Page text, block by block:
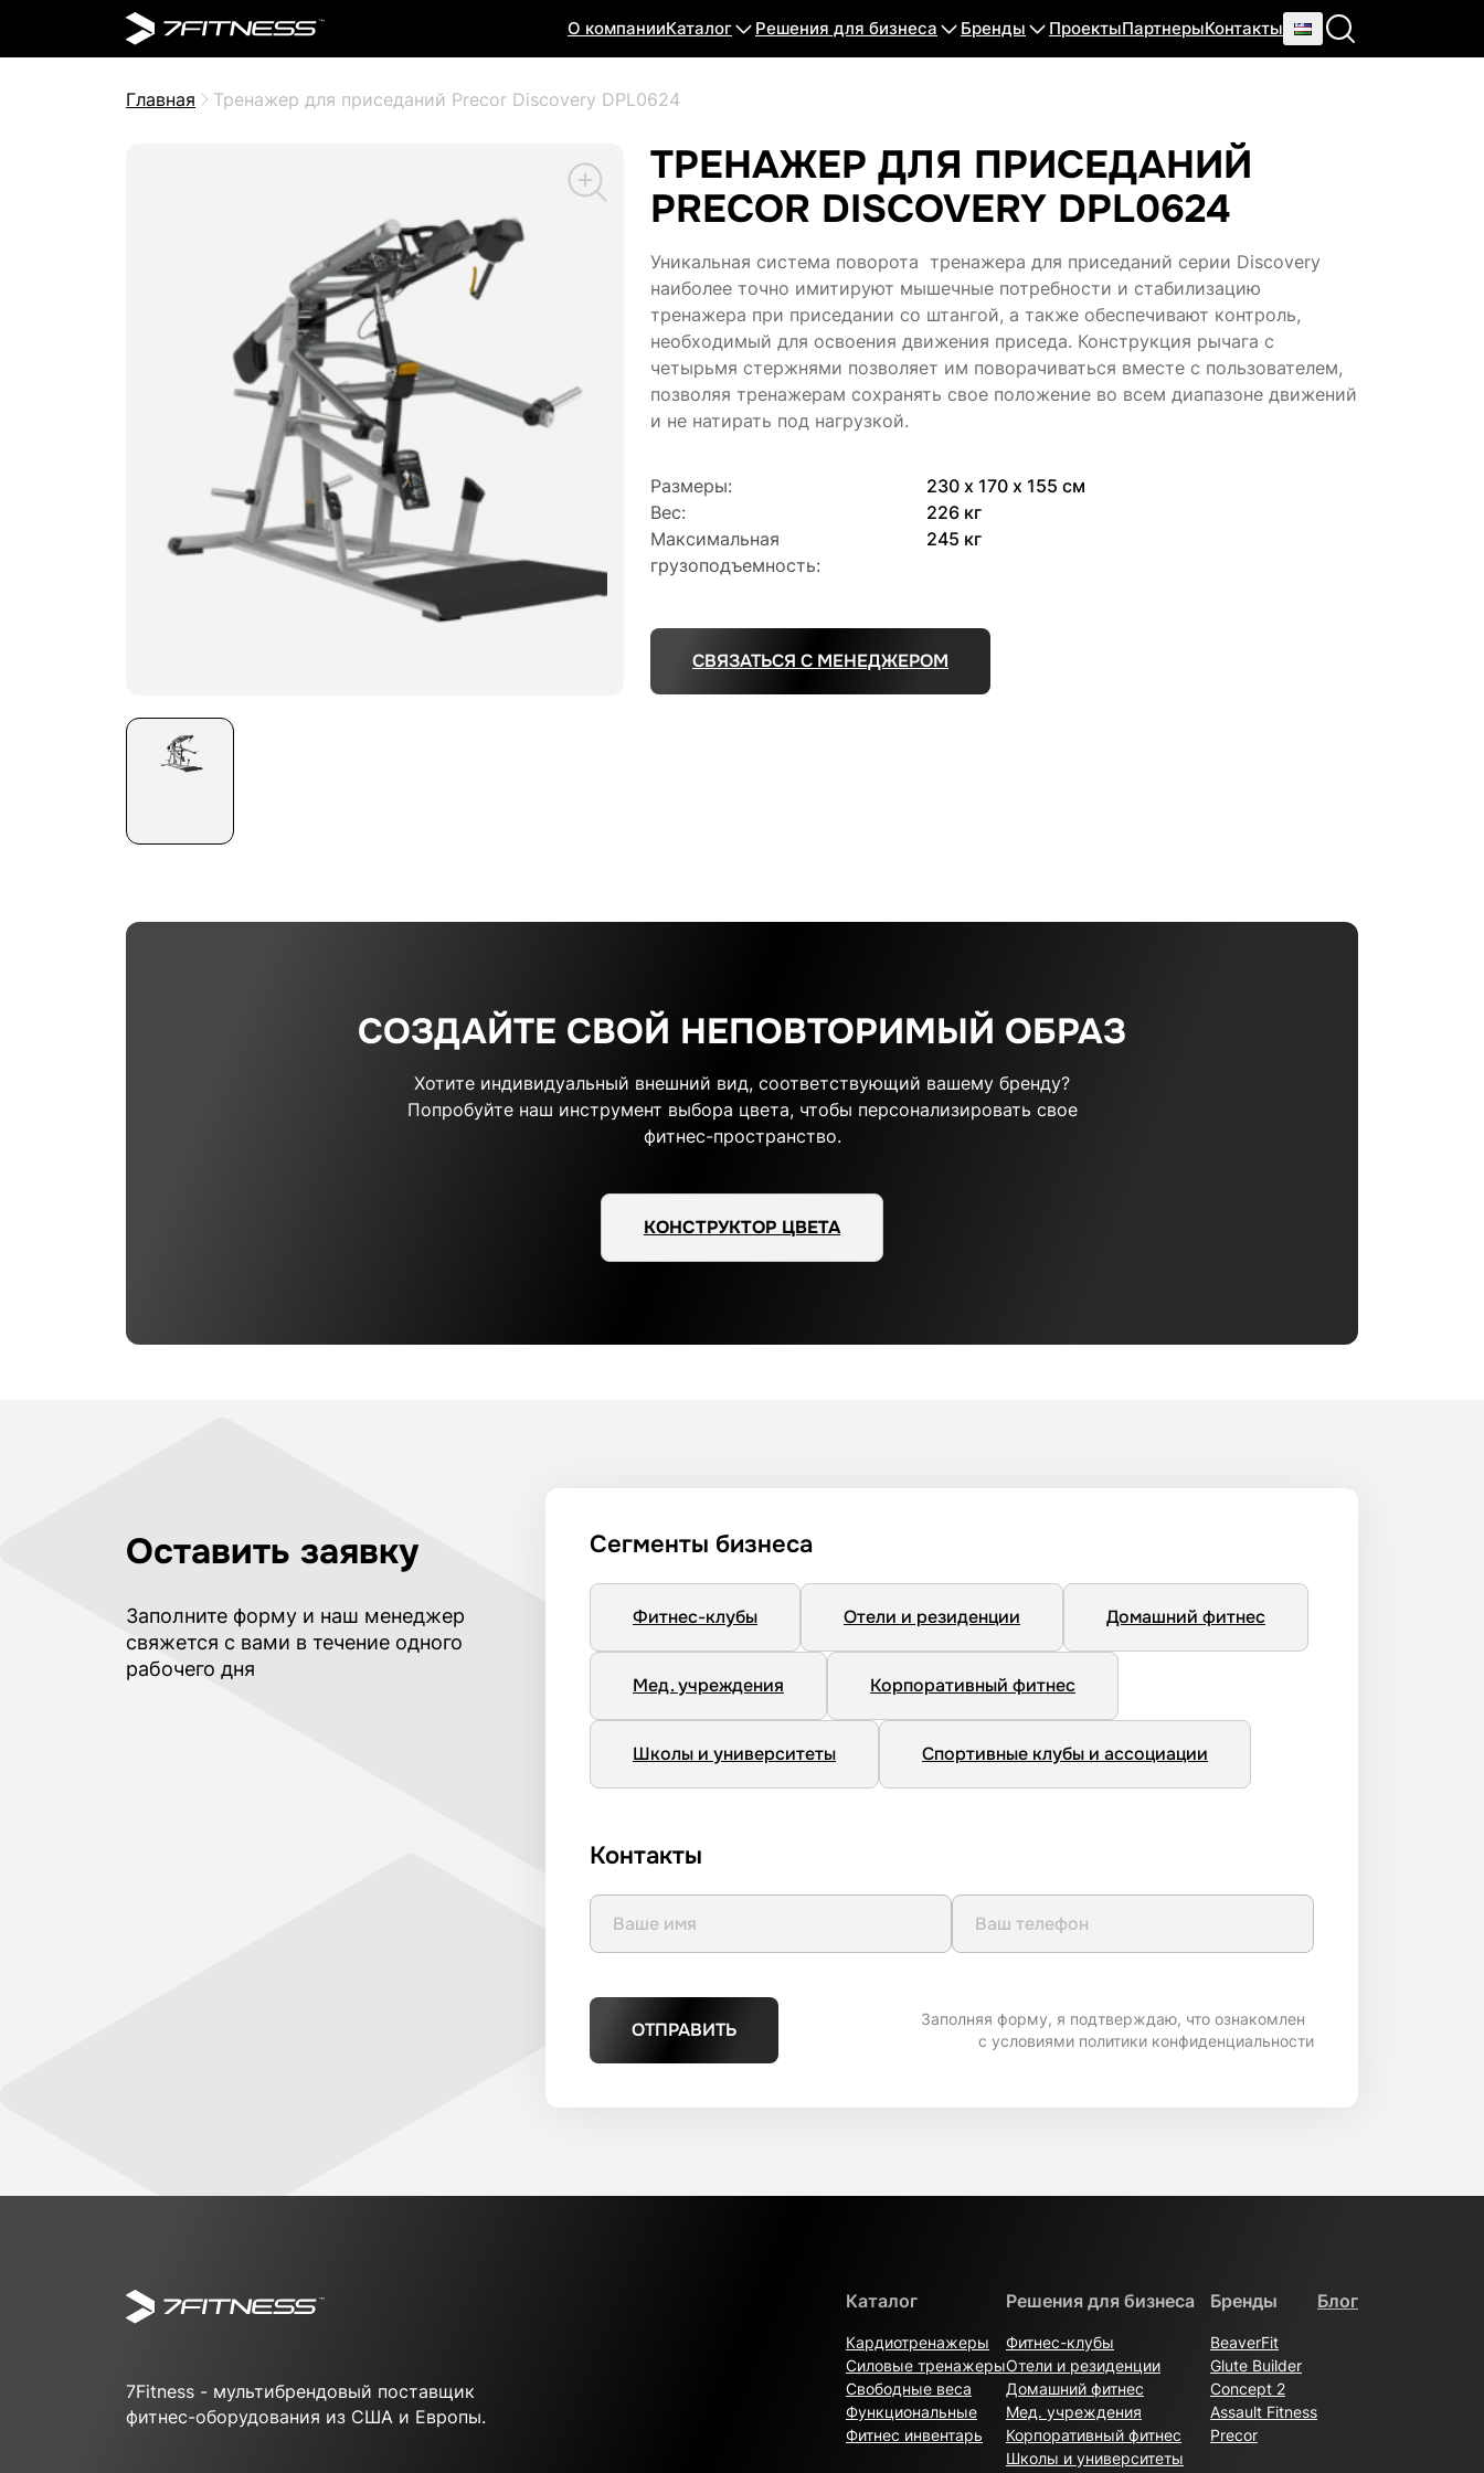
О компанииКаталог Решения для бизнеса Бренды ПроектыПартнерыКонтакты
Главная Тренажер для приседаний Precor Discovery DPL0624
ТРЕНАЖЕР ДЛЯ ПРИСЕДАНИЙ
PRECOR DISCOVERY DPL0624
Уникальная система поворота тренажера для приседаний серии Discovery
наиболее точно имитируют мышечные потребности и стабилизацию
тренажера при приседании со штангой, а также обеспечивают контроль,
необходимый для освоения движения приседа. Конструкция рычага с
четырьмя стержнями позволяет им поворачиваться вместе с пользователем,
позволяя тренажерам сохранять свое положение во всем диапазоне движений
и не натирать под нагрузкой.
Размеры:
230 х 170 х 155 см
Вес:
226 кг
Максимальная
грузоподъемность:
245 кг
СВЯЗАТЬСЯ С МЕНЕДЖЕРОМ
СОЗДАЙТЕ СВОЙ НЕПОВТОРИМЫЙ ОБРАЗ
Хотите индивидуальный внешний вид, соответствующий вашему бренду?
Попробуйте наш инструмент выбора цвета, чтобы персонализировать свое
фитнес-пространство.
КОНСТРУКТОР ЦВЕТА
Оставить заявку
Заполните форму и наш менеджер
свяжется с вами в течение одного
рабочего дня
Сегменты бизнеса
Фитнес-клубы Отели и резиденции Домашний фитнес
Мед. учреждения Корпоративный фитнес
Школы и университеты Спортивные клубы и ассоциации
Контакты
ОТПРАВИТЬ
Заполняя форму, я подтверждаю, что ознакомлен
с условиями политики конфиденциальности
7Fitness - мультибрендовый поставщик
фитнес-оборудования из США и Европы.
Каталог
Кардиотренажеры
Силовые тренажеры
Свободные веса
Функциональные
Фитнес инвентарь
Решения для бизнеса
Фитнес-клубы
Отели и резиденции
Домашний фитнес
Мед. учреждения
Корпоративный фитнес
Школы и университеты
Бренды
BeaverFit
Glute Builder
Concept 2
Assault Fitness
Precor
Блог